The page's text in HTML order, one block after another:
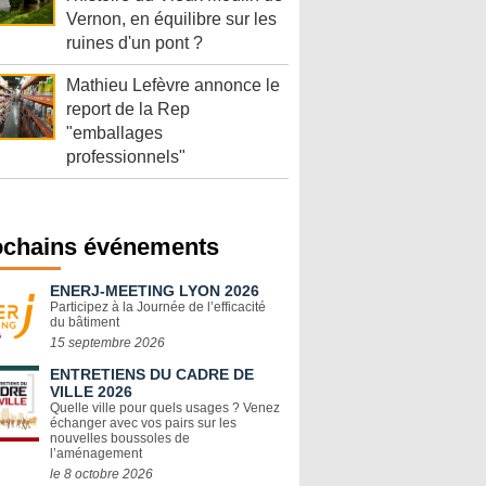
Vernon, en équilibre sur les
ruines d'un pont ?
Mathieu Lefèvre annonce le
report de la Rep
"emballages
professionnels"
événements
ENERJ-MEETING LYON 2026
Participez à la Journée de l’efficacité
du bâtiment
15 septembre 2026
ENTRETIENS DU CADRE DE
VILLE 2026
Quelle ville pour quels usages ? Venez
échanger avec vos pairs sur les
nouvelles boussoles de
l’aménagement
le 8 octobre 2026